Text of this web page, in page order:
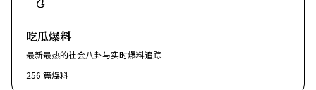
吃瓜爆料
最新最热的社会八卦与实时爆料追踪
256 篇爆料